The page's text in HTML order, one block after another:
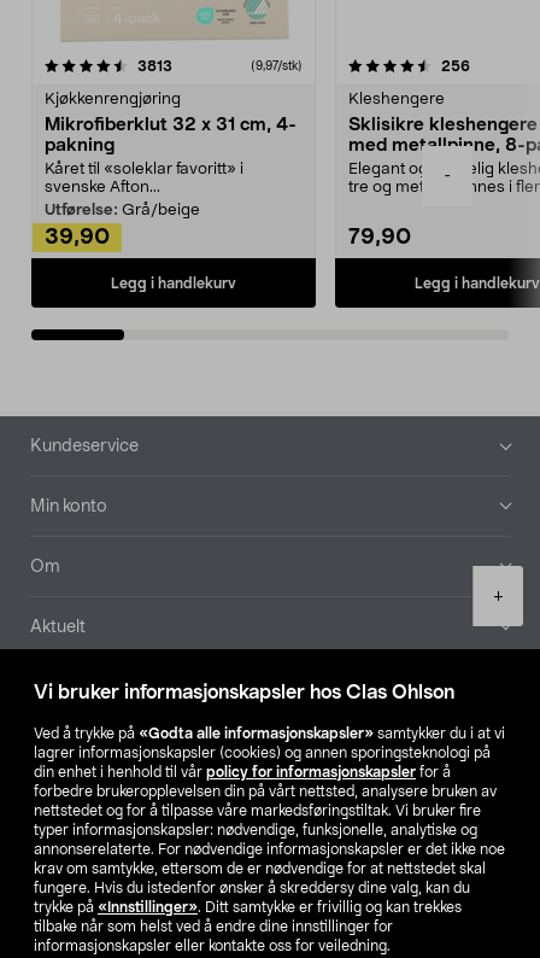
Vi bruker informasjonskapsler hos Clas Ohlson
Ved å trykke på «Godta alle informasjonskapsler» samtykker du i at vi
lagrer informasjonskapsler (cookies) og annen sporingsteknologi på
din enhet i henhold til vår policy for informasjonskapsler for å
forbedre brukeropplevelsen din på vårt nettsted, analysere bruken av
nettstedet og for å tilpasse våre markedsføringstiltak. Vi bruker fire
typer informasjonskapsler: nødvendige, funksjonelle, analytiske og
annonserelaterte. For nødvendige informasjonskapsler er det ikke noe
krav om samtykke, ettersom de er nødvendige for at nettstedet skal
fungere. Hvis du istedenfor ønsker å skreddersy dine valg, kan du
trykke på «Innstillinger». Ditt samtykke er frivillig og kan trekkes
tilbake når som helst ved å endre dine innstillinger for
informasjonskapsler eller kontakte oss for veiledning.
-
+
3813 anmeldelser(9,97/stk)
Kjøkkenrengjøring
Mikrofiberklut 32 x 31 cm, 4-
pakning
Kåret til «soleklar favoritt» i
svenske Afton...
Utførelse: Grå/beige
39,90
Legg i handlekurv
4.5av 5 stjerner 256
Kleshengere
Sklisikre
med metallpinne, 8-
Elegant og skikkelig
tre og metall – finnes i
79,90
Legg i handlekurv
4.5av 5 stjerner
Bunntekst
Kundeservice
Min konto
Om
Aktuelt
Våre selskaper
Finn din butikk
SE NO FI